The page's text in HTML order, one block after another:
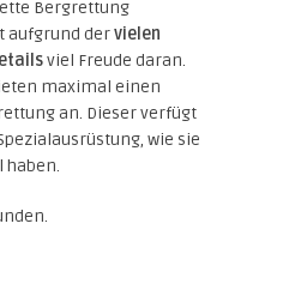
Bergrettung
aufgrund dervielen
viel Freude daran.
maximal einen
an. Dieser verfügt
wie sie
haben.